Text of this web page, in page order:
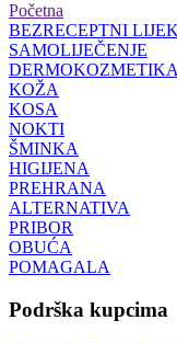
Početna
BEZRECEPTNI
SAMOLIJEČENJE
DERMOKOZMETIKA
KOŽA
KOSA
NOKTI
ŠMINKA
HIGIJENA
PREHRANA
ALTERNATIVA
PRIBOR
OBUĆA
POMAGALA
Podrška kupcima